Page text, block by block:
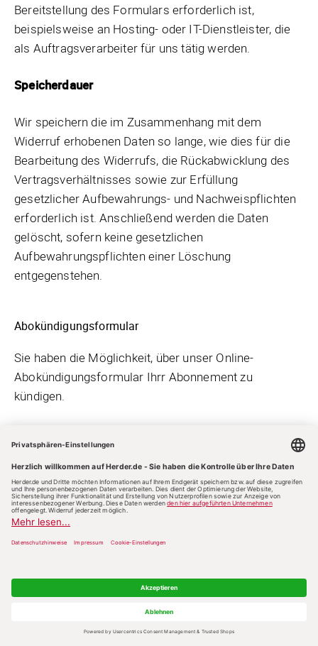
Bereitstellung des Formulars erforderlich ist,
beispielsweise an Hosting- oder IT-Dienstleister, die
als Auftragsverarbeiter für uns tätig werden.
Speicherdauer
Wir speichern die im Zusammenhang mit dem
Widerruf erhobenen Daten so lange, wie dies für die
Bearbeitung des Widerrufs, die Rückabwicklung des
Vertragsverhältnisses sowie zur Erfüllung
gesetzlicher Aufbewahrungs- und Nachweispflichten
erforderlich ist. Anschließend werden die Daten
gelöscht, sofern keine gesetzlichen
Aufbewahrungspflichten einer Löschung
entgegenstehen.
Abokündigungsformular
Sie haben die Möglichkeit, über unser Online-
Abokündigungsformular Ihrr Abonnement zu
kündigen.
Die von Ihnen im Abokündigungsformular
angegebenen Daten werden ausschließlich zur
Bearbeitung und Dokumentation Ihrer Abokündigung
verarbeitet.
Im Rahmen der Nutzung des Widerrufsformulars